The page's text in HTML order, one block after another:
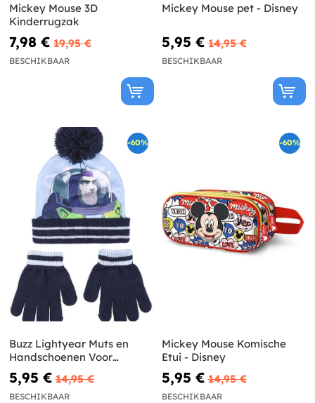
Mickey Mouse 3D
Kinderrugzak
7,98 € 19,95 €
BESCHIKBAAR
Mickey Mouse pet - Disney
5,95 € 14,95 €
BESCHIKBAAR
-60%
Buzz Lightyear Muts en
Handschoenen Voor
Jongens
5,95 € 14,95 €
BESCHIKBAAR
-60%
Mickey Mouse Komische
Etui - Disney
5,95 € 14,95 €
BESCHIKBAAR